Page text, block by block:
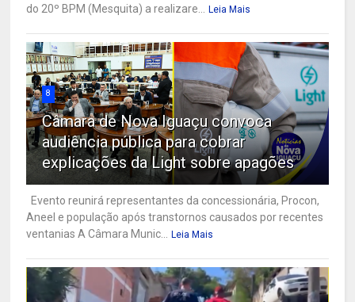
do 20º BPM (Mesquita) a realizare... Leia Mais
8
Câmara de Nova Iguaçu convoca
audiência pública para cobrar
explicações da Light sobre apagões
Evento reunirá representantes da concessionária, Procon,
Aneel e população após transtornos causados por recentes
ventanias A Câmara Munic... Leia Mais